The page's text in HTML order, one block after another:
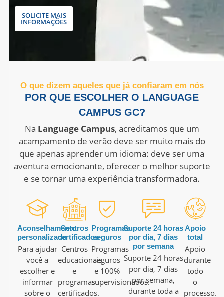
SOLICITE MAIS
INFORMAÇÕES
O que dizem aqueles que já confiaram em nós
POR QUE ESCOLHER O LANGUAGE
CAMPUS GC?
Na Language Campus, acreditamos que um
acampamento de verão deve ser muito mais do
que apenas aprender um idioma: deve ser uma
aventura emocionante, oferecer o melhor suporte
e se tornar uma experiência transformadora.
Aconselhamento
personalizado
Para ajudar
você a
escolher e
informar
sobre o
Centros
certificados
Centros
educacionais
e
programas
certificados.
Programas
seguros
Programas
seguros
e 100%
supervisionados.
Suporte 24 horas
por dia, 7 dias
por semana
Suporte 24 horas
por dia, 7 dias
por semana,
durante toda a
Apoio
total
Apoio
durante
todo
o
processo.